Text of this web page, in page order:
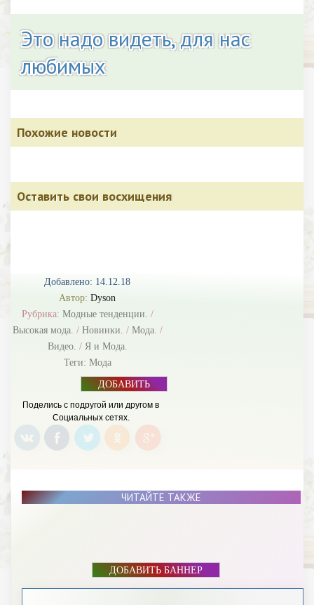
Добавлено: 14.12.18
Автор: Dyson
Рубрика: Модные тенденции. /
Высокая мода. / Новинки. / Мода. /
Видео. / Я и Мода.
Теги: Мода
ДОБАВИТЬ
Поделись с подругой или другом в
Социальных сетях.
Это надо видеть, для нас
любимых
Похожие новости
Оставить свои восхищения
ЧИТАЙТЕ ТАКЖЕ
ДОБАВИТЬ БАННЕР